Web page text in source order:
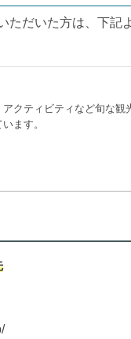
ただいた方は、下記
クティビティなど旬な観
ます。